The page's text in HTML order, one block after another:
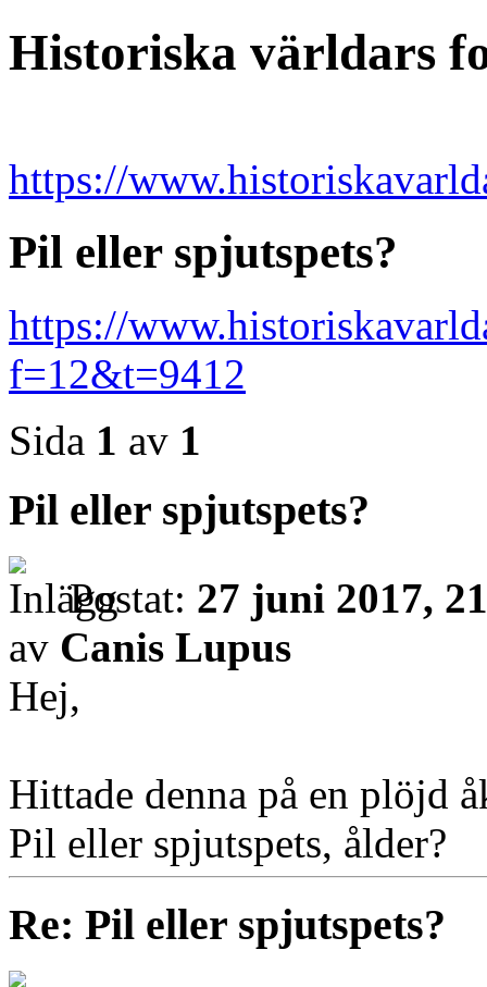
Historiska världars
https://
Pil eller spjutspets?
https://
f=12&t=9412
Sida 1 av 1
Pil eller spjutspets?
Postat: 27 juni 2017,
av Canis Lupus
Hej,
Hittade denna på en plöjd
Pil eller spjutspets, ålder?
Re: Pil eller spjutspets?